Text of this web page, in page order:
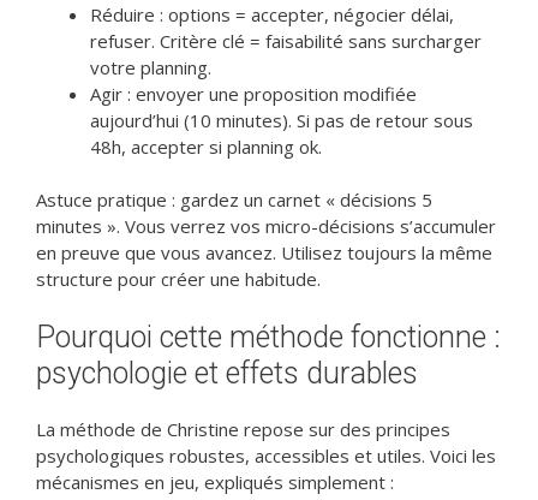
Réduire : options = accepter, négocier délai,
refuser. Critère clé = faisabilité sans surcharger
votre planning.
Agir : envoyer une proposition modifiée
aujourd’hui (10 minutes). Si pas de retour sous
48h, accepter si planning ok.
Astuce pratique : gardez un carnet « décisions 5
minutes ». Vous verrez vos micro-décisions s’accumuler
en preuve que vous avancez. Utilisez toujours la même
structure pour créer une habitude.
Pourquoi cette méthode fonctionne :
psychologie et effets durables
La méthode de Christine repose sur des principes
psychologiques robustes, accessibles et utiles. Voici les
mécanismes en jeu, expliqués simplement :